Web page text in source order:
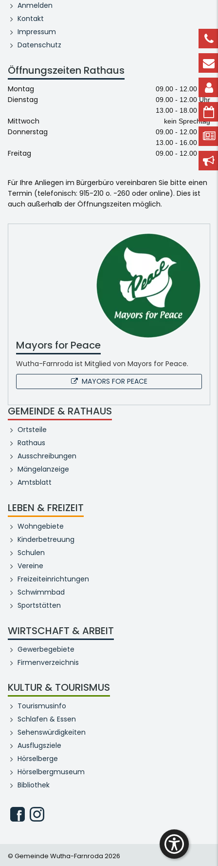
Anmelden
Kontakt
Impressum
Datenschutz
Öffnungszeiten Rathaus
Montag 09.00 - 12.00 Uhr
Dienstag
09.00 - 12.00 Uhr
13.00 - 18.00 Uhr
Mittwoch kein Sprechtag
Donnerstag
09.00 - 12.00 Uhr
13.00 - 16.00 Uhr
Freitag 09.00 - 12.00 Uhr
Für Ihre Anliegen im Bürgerbüro vereinbaren Sie bitte einen
Termin (telefonisch: 915-210 o. -260 oder online). Dies ist
auch außerhalb der Öffnungszeiten möglich.
Mayors for Peace
Wutha-Farnroda ist Mitglied von Mayors for Peace.
MAYORS FOR PEACE
GEMEINDE & RATHAUS
Ortsteile
Rathaus
Ausschreibungen
Mängelanzeige
Amtsblatt
LEBEN & FREIZEIT
Wohngebiete
Kinderbetreuung
Schulen
Vereine
Freizeiteinrichtungen
Schwimmbad
Sportstätten
WIRTSCHAFT & ARBEIT
Gewerbegebiete
Firmenverzeichnis
KULTUR & TOURISMUS
Tourismusinfo
Schlafen & Essen
Sehenswürdigkeiten
Ausflugsziele
Hörselberge
Hörselbergmuseum
Bibliothek
© Gemeinde Wutha-Farnroda 2026